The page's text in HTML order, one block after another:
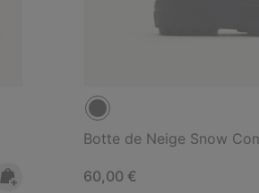
Botte de Neige Snow
Regular price:
60,00 €